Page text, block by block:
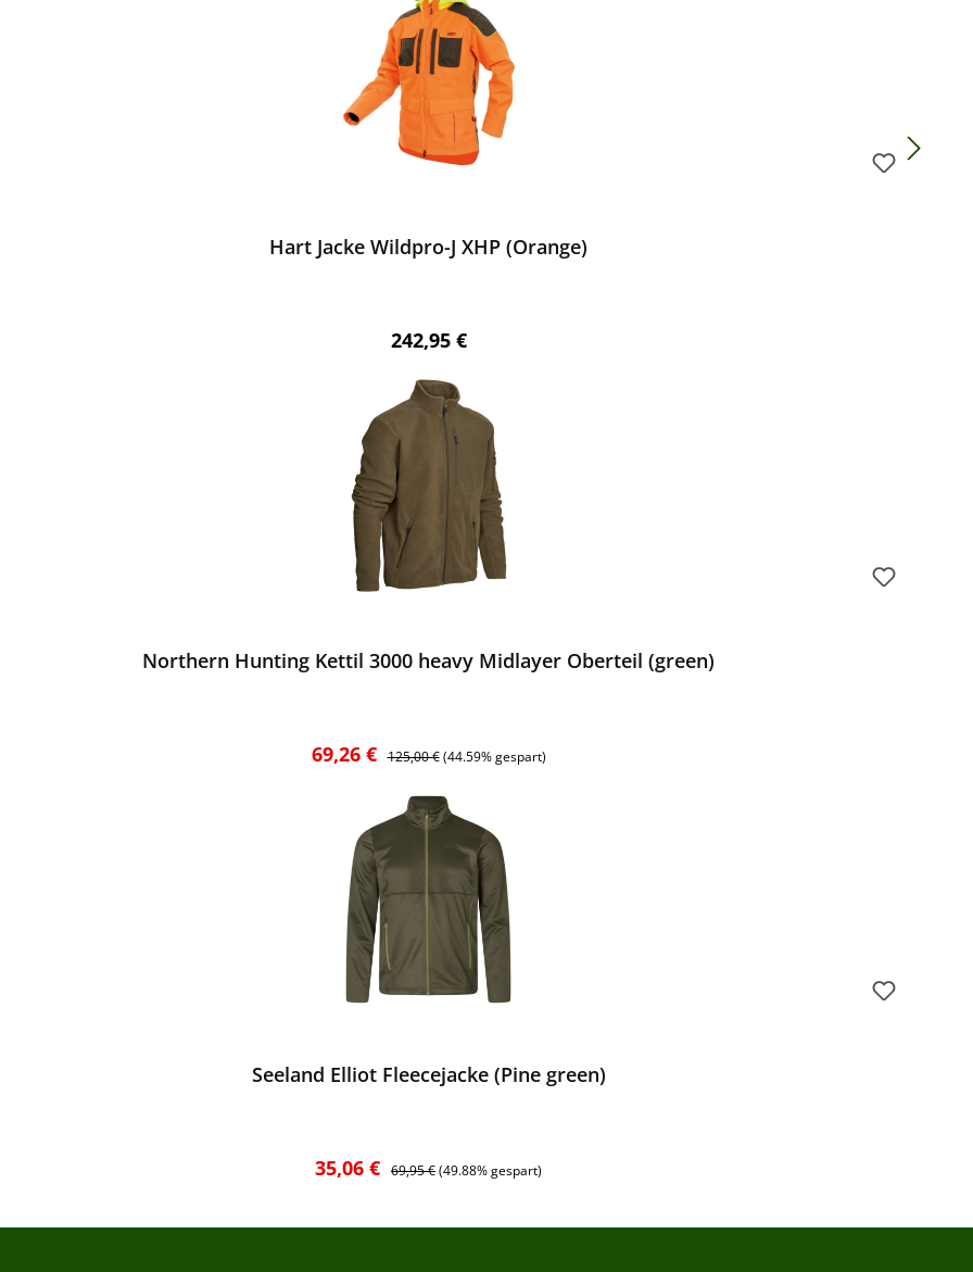
Hart Jacke Wildpro-J XHP (Orange)
Regulärer Preis:
242,95 €
Northern Hunting Kettil 3000 heavy Midlayer Oberteil (green)
Verkaufspreis:
69,26 € Regulärer Preis:
125,00 € (44.59% gespart)
Seeland Elliot Fleecejacke (Pine green)
Verkaufspreis:
35,06 € Regulärer Preis:
69,95 €(49.88% gespart)